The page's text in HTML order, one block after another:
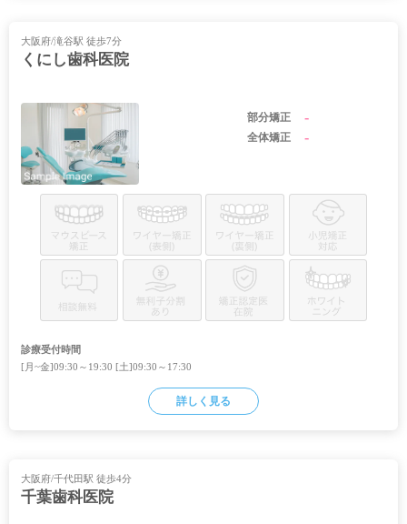
大阪府/滝谷駅 徒歩7分
くにし歯科医院
部分矯正 -
全体矯正 -
診療受付時間
[月~金]09:30～19:30 [土]09:30～17:30
詳しく見る
大阪府/千代田駅 徒歩4分
千葉歯科医院